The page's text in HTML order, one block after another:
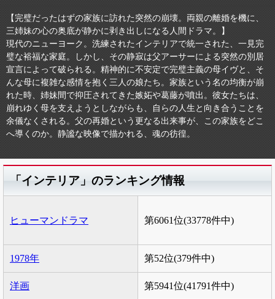
【完璧だったはずの家族に訪れた突然の崩壊。両親の離婚を機に、
三姉妹の心の奥底が静かに剥き出しになる人間ドラマ。】
現代のニューヨーク。洗練されたインテリアで統一された、一見完
璧な裕福な家庭。しかし、その静寂は父アーサーによる突然の別居
宣言によって破られる。精神的に不安定で完璧主義の母イヴと、そ
んな母に複雑な感情を抱く三人の娘たち。家族という名の均衡が崩
れた時、姉妹間で抑圧されてきた嫉妬や葛藤が噴出。彼女たちは、
崩れゆく母を支えようとしながらも、自らの人生と向き合うことを
余儀なくされる。父の再婚という更なる出来事が、この家族をどこ
へ導くのか。静謐な映像で描かれる、魂の彷徨。
「インテリア」のランキング情報
ヒューマンドラマ 第6061位(33778件中)
1978年 第52位(379件中)
洋画 第5941位(41791件中)